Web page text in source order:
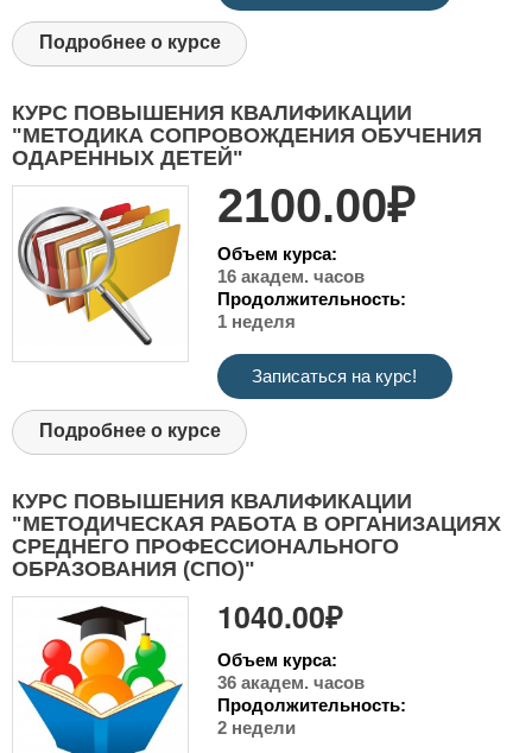
Подробнее о курсе
КУРС ПОВЫШЕНИЯ КВАЛИФИКАЦИИ
"МЕТОДИКА СОПРОВОЖДЕНИЯ ОБУЧЕНИЯ
ОДАРЕННЫХ ДЕТЕЙ"
2100.00₽
Объем курса:
16 академ. часов
Продолжительность:
1 неделя
Записаться на курс!
Подробнее о курсе
КУРС ПОВЫШЕНИЯ КВАЛИФИКАЦИИ
"МЕТОДИЧЕСКАЯ РАБОТА В ОРГАНИЗАЦИЯХ
СРЕДНЕГО ПРОФЕССИОНАЛЬНОГО
ОБРАЗОВАНИЯ (СПО)"
1040.00₽
Объем курса:
36 академ. часов
Продолжительность:
2 недели